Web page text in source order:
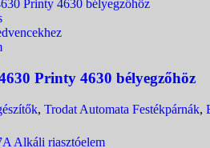
Printy 4630 bélyegzőhöz
, Trodat Automata Festékpárnák,